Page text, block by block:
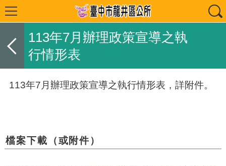
113年7月辦理政策宣導之執
行情形表
113年7月辦理政策宣導之執行情形表，詳附件。
檔案下載（或附件）